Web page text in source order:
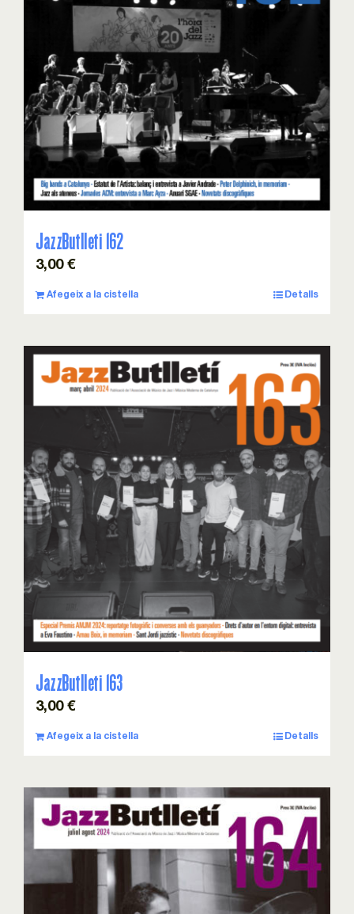
Col·laboracions
Sostenibilitat
JazzButlleti 162
3,00 €
Afegeix a la cistella Detalls
JazzButlleti 163
3,00 €
Afegeix a la cistella Detalls